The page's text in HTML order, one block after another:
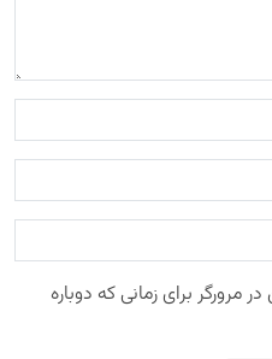
مرورگر برای زمانی که دوباره